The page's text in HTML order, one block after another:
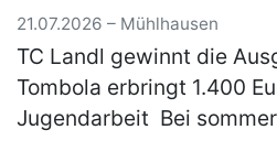
21.07.2026 – Mühlhausen
TC Landl gewinnt die
Tombola erbringt 1.400
Jugendarbeit Bei